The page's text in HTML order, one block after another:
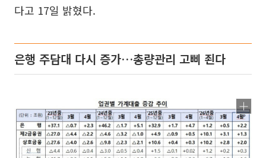
다고 17일 밝혔다.
은행 주담대 다시 증가…총량관리 고삐 죈다